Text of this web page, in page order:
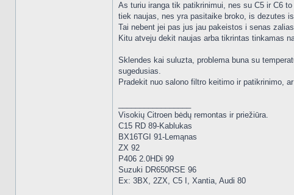
As turiu iranga tik patikrinimui, nes su C5 ir C6
tiek naujas, nes yra pasitaike broko, is dezutes
Tai nebent jei pas jus jau pakeistos i senas
Kitu atveju dekit naujas arba tikrintas tinkamas
Sklendes kai suluzta, problema buna su
sugedusias.
Pradekit nuo salono filtro keitimo ir patikrinimo,
Visokių Citroen bėdų remontas ir priežiūra.
C15 RD 89-Kablukas
BX16TGI 91-Lemąnas
ZX 92
P406 2.0HDi 99
Suzuki DR650RSE 96
Ex: 3BX, 2ZX, C5 I, Xantia, Audi 80